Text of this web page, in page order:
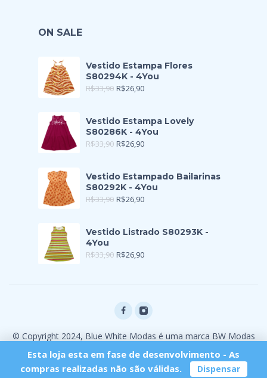
ON SALE
Vestido Estampa Flores
S80294K - 4You
R$33,90 R$26,90
Vestido Estampa Lovely
S80286K - 4You
R$33,90 R$26,90
Vestido Estampado Bailarinas
S80292K - 4You
R$33,90 R$26,90
Vestido Listrado S80293K -
4You
R$33,90 R$26,90
© Copyright 2024, Blue White Modas é uma marca BW Modas
Esta loja esta em fase de desenvolvimento - As
compras realizadas não são válidas.
Dispensar